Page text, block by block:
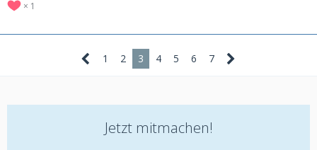
1
1 2 3 4 5 6 7
Jetzt mitmachen!